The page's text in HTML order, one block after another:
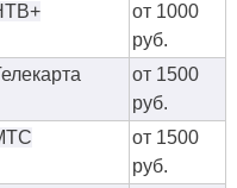
от 1000
руб.
от 1500
руб.
от 1500
руб.